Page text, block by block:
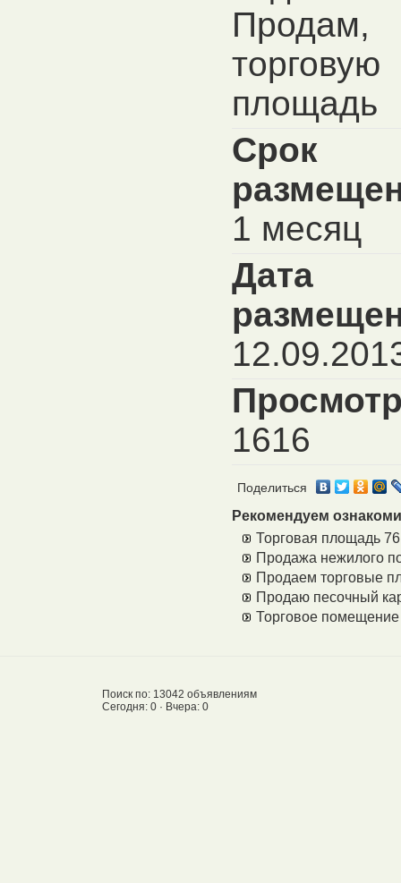
Продам,
торговую
площадь
Срок
1 месяц
Дата
1616
Поделиться
Рекомендуем
Торговая площадь
Продажа нежилого
Продаем торговые
Продаю песочный
Торговое помещение
Поиск по: 13042 объявлениям
Сегодня: 0 · Вчера: 0